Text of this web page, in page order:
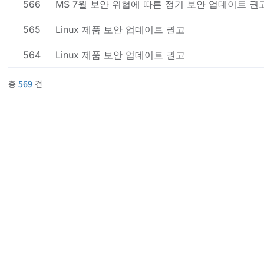
566 MS 7월 보안 위협에 따른 정기 보안 업데이트 권
565 Linux 제품 보안 업데이트 권고
564 Linux 제품 보안 업데이트 권고
총 569 건